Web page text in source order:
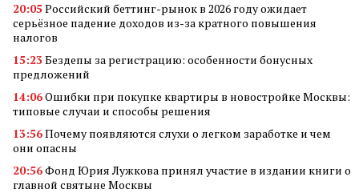
20:05Российский беттинг-рынок в 2026 году ожидает
серьёзное падение доходов из-за кратного повышения
налогов
15:23Бездепы за регистрацию: особенности бонусных
предложений
14:06Ошибки при покупке квартиры в новостройке Москвы:
типовые случаи и способы решения
13:56Почему появляются слухи о легком заработке и чем
они опасны
20:56Фонд Юрия Лужкова принял участие в издании книги о
главной святыне Москвы